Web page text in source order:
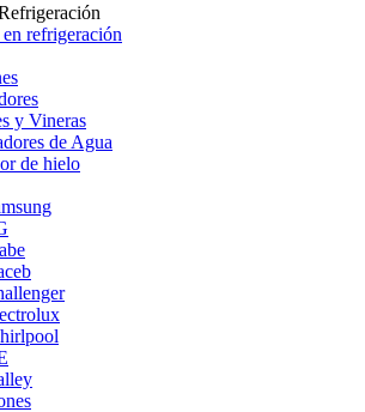
refrigeración
y Vineras
de Agua
de hielo